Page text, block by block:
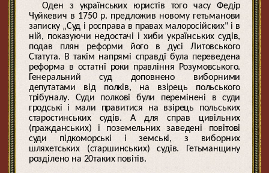
Оден з українських юристів того часу Федір
Чуйкевич в 1750 р. предложив новому гетьманови
записку „Суд і росправа в правах малоросійских" і в
ній, показуючи недостачі і хиби українських судів,
подав плян реформи його в дусі Литовського
Статута. В такім напрямі справдї була переведена
реформа в остатнї роки правління Розумовського.
Генеральний суд доповнено виборними
депутатами від полків, на взірець польського
трібуналу. Суди полкові були перемінені в суди
гродські і мали правитися на взірець польських
старостинських судів. А для справ цивільних
(гражданських) і поземельних заведені повітові
суди підкоморські і земські, з виборних
шляхетських (старшинських) судів. Гетьманщину
розділено на 20таких повітів.